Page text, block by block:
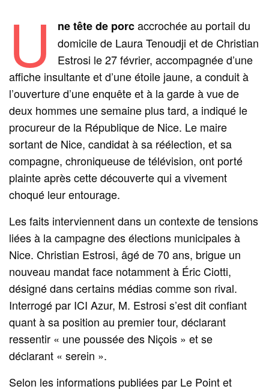
U ne tête de porcaccrochée au portail du
domicile de Laura Tenoudji et de Christian
Estrosi le 27 février, accompagnée d’une
affiche insultante et d’une étoile jaune, a conduit à
l’ouverture d’une enquête et à la garde à vue de
deux hommes une semaine plus tard, a indiqué le
procureur de la République de Nice. Le maire
sortant de Nice, candidat à sa réélection, et sa
compagne, chroniqueuse de télévision, ont porté
plainte après cette découverte qui a vivement
choqué leur entourage.
Les faits interviennent dans un contexte de tensions
liées à la campagne des élections municipales à
Nice. Christian Estrosi, âgé de 70 ans, brigue un
nouveau mandat face notamment à Éric Ciotti,
désigné dans certains médias comme son rival.
Interrogé par ICI Azur, M. Estrosi s’est dit confiant
quant à sa position au premier tour, déclarant
ressentir « une poussée des Niçois » et se
déclarant « serein ».
Selon les informations publiées par Le Point et